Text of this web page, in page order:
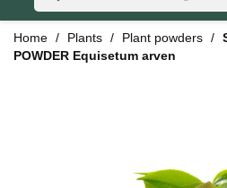
Home Plants Plant powders
POWDER Equisetum arven